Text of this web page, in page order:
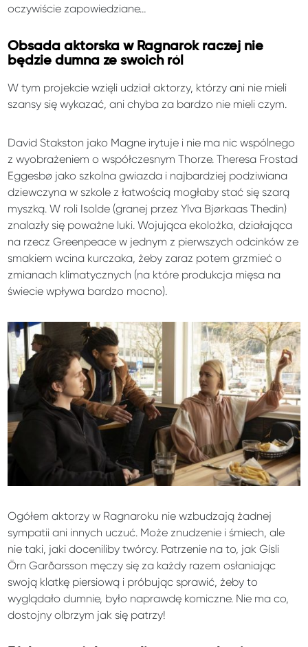
oczywiście zapowiedziane…
Obsada aktorska w Ragnarok raczej nie
będzie dumna ze swoich ról
W tym projekcie wzięli udział aktorzy, którzy ani nie mieli
szansy się wykazać, ani chyba za bardzo nie mieli czym.
David Stakston jako Magne irytuje i nie ma nic wspólnego
z wyobrażeniem o współczesnym Thorze. Theresa Frostad
Eggesbø jako szkolna gwiazda i najbardziej podziwiana
dziewczyna w szkole z łatwością mogłaby stać się szarą
myszką. W roli Isolde (granej przez Ylva Bjørkaas Thedin)
znalazły się poważne luki. Wojująca ekolożka, działająca
na rzecz Greenpeace w jednym z pierwszych odcinków ze
smakiem wcina kurczaka, żeby zaraz potem grzmieć o
zmianach klimatycznych (na które produkcja mięsa na
świecie wpływa bardzo mocno).
Ogółem aktorzy w Ragnaroku nie wzbudzają żadnej
sympatii ani innych uczuć. Może znudzenie i śmiech, ale
nie taki, jaki doceniliby twórcy. Patrzenie na to, jak Gísli
Örn Garðarsson męczy się za każdy razem osłaniając
swoją klatkę piersiową i próbując sprawić, żeby to
wyglądało dumnie, było naprawdę komiczne. Nie ma co,
dostojny olbrzym jak się patrzy!